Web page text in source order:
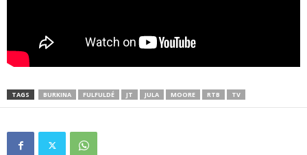
TAGS BURKINA FULFULDÉ JT JULA MOORE RTB TV